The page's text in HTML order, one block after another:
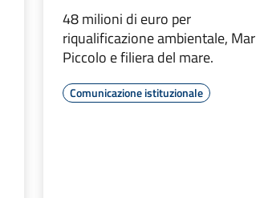
48 milioni di euro per
riqualificazione ambientale, Mar
Piccolo e filiera del mare.
Comunicazione istituzionale